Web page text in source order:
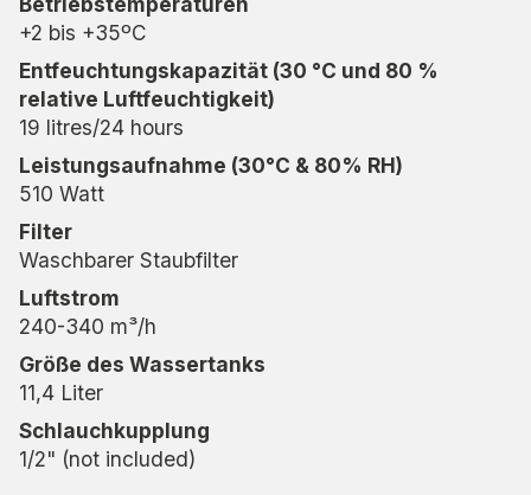
+2 bis +35ºC
Entfeuchtungskapazität (30 °C und 80 %
relative Luftfeuchtigkeit)
19 litres/24 hours
Leistungsaufnahme (30°C & 80% RH)
510 Watt
Filter
Waschbarer Staubfilter
Luftstrom
240-340 m³/h
Größe des Wassertanks
11,4 Liter
Schlauchkupplung
1/2" (not included)